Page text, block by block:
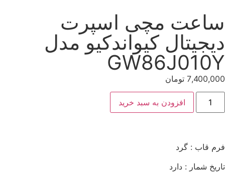
ساعت مچی اسپرت
دیجیتال کیواندکیو مدل
GW86J010Y
7,400,000 تومان
افزودن به سبد خرید
فرم قاب : گرد
تاریخ شمار : دارد